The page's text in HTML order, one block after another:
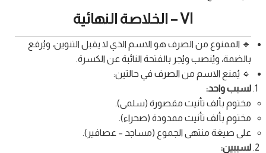
VI – الخلاصة النهائية
🔹 الممنوع من الصرف هو الاسم الذي لا يقبل التنوين، ويُرفع
بالضمة، ويُنصب ويُجر بالفتحة النائبة عن الكسرة.
🔹 يُمنع الاسم من الصرف في حالتين:
لسبب واحد:
مختوم بألف تأنيث مقصورة (سلمى).
مختوم بألف تأنيث ممدودة (صحراء).
على صيغة منتهى الجموع (مساجد – عصافير).
لسببين: